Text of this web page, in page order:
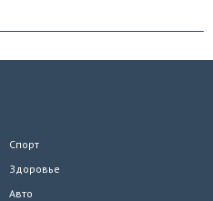
Спорт
Здоровье
Авто